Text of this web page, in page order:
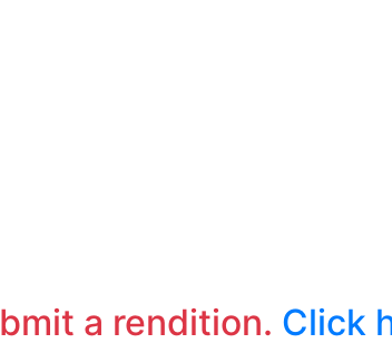
a rendition. Click